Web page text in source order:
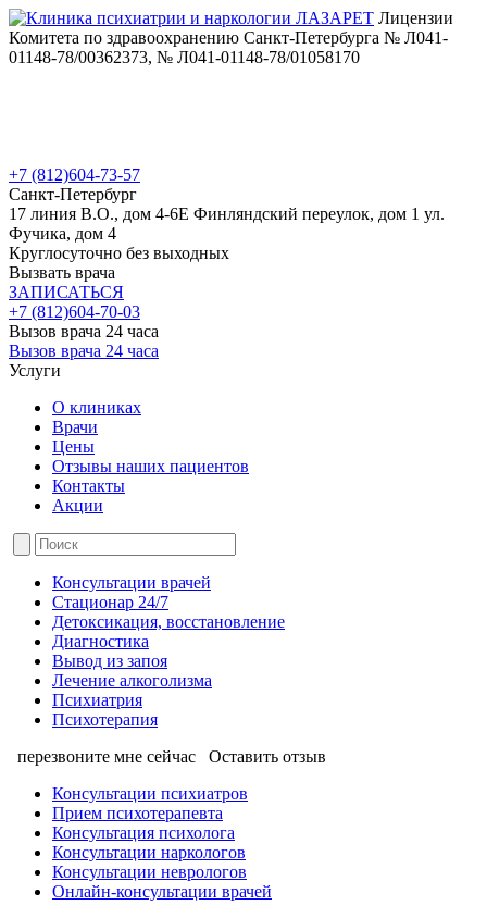
Лицензии
Комитета по здравоохранению Санкт-Петербурга № Л041-
01148-78/00362373, № Л041-01148-78/01058170
+7 (812)604-73-57
Санкт-Петербург
17 линия В.О., дом 4-6Е Финляндский переулок, дом 1 ул.
Фучика, дом 4
Круглосуточно без выходных
Вызвать врача
ЗАПИСАТЬСЯ
+7 (812)604-70-03
Вызов врача 24 часа
Вызов врача 24 часа
Услуги
О клиниках
Врачи
Цены
Отзывы наших пациентов
Контакты
Акции
Консультации врачей
Стационар 24/7
Детоксикация, восстановление
Диагностика
Вывод из запоя
Лечение алкоголизма
Психиатрия
Психотерапия
перезвоните мне сейчас
Оставить отзыв
Консультации психиатров
Прием психотерапевта
Консультация психолога
Консультации наркологов
Консультации неврологов
Онлайн-консультации врачей